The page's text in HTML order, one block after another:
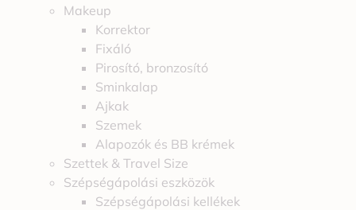
Makeup
Korrektor
Fixáló
Pirosító, bronzosító
Sminkalap
Ajkak
Szemek
Alapozók és BB krémek
Szettek & Travel Size
Szépségápolási eszközök
Szépségápolási kellékek